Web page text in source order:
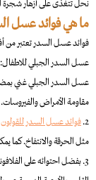
نحل تتغذى على أزهار شجرة
ما هي فوائد عسل
فوائد عسل السدر تعتبر من
عسل السدر الجبلي للاطفال:
عسل السدر الجبلي غني
مقاومة الأمراض والفيروسات.
2. فوائد عسل السدر للقولون
مثل الحرقة والانتفاخ. كما
3. بفضل احتوائه على